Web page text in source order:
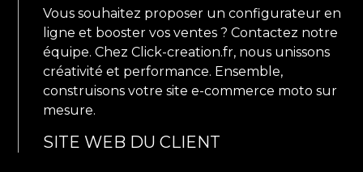
Vous souhaitez proposer un configurateur en
ligne et booster vos ventes ? Contactez notre
équipe. Chez Click-creation.fr, nous unissons
créativité et performance. Ensemble,
construisons votre site e-commerce moto sur
mesure.
SITE WEB DU CLIENT